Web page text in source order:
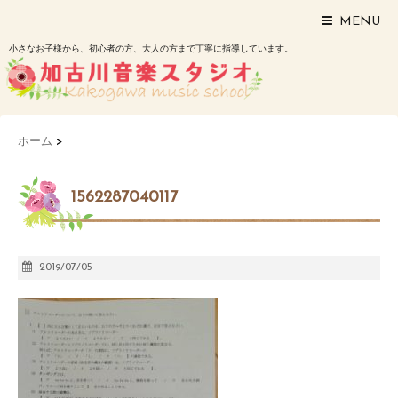
MENU
小さなお子様から、初心者の方、大人の方まで丁寧に指導しています。
ホーム >
1562287040117
2019/07/05